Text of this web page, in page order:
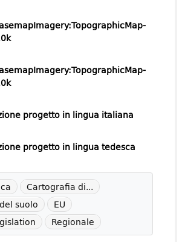
progetto in lingua italiana
progetto in lingua tedesca
Cartografia di...
suolo
EU
Regionale